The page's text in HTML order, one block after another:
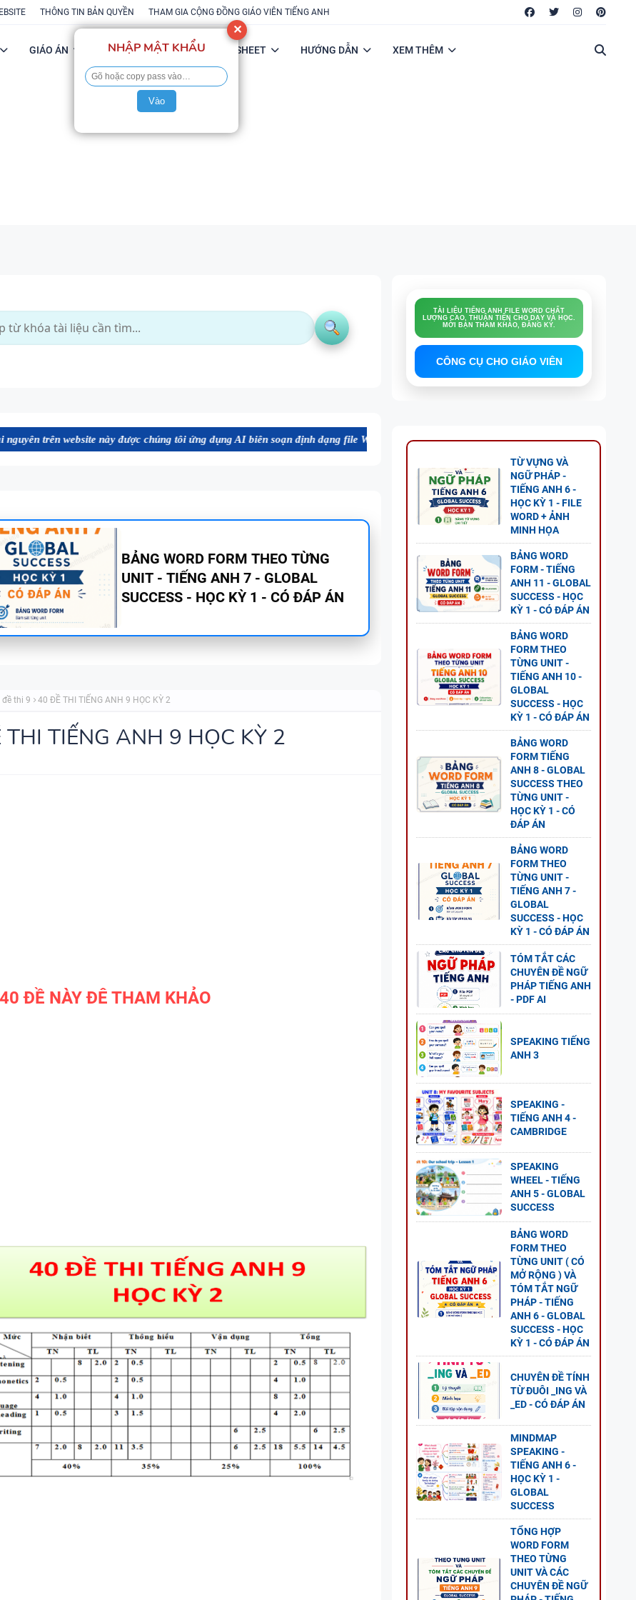
THÔNG TIN BẢN QUYỀN THAM GIA CỘNG ĐỒNG GIÁO VIÊN TIẾNG ANH
GIÁO ÁN POWERPOINT FLASH-SHEET HƯỚNG DẪN XEM THÊM
này được chúng tôi ứng dụng AI biên soạn định dạng file Word chất lượng cao, thuận tiện cho dạy và học tiếng Anh. Mời bạn tham
TÓM TẮT CÁC CHUYÊN ĐỀ NGỮ
PHÁP TIẾNG ANH - PDF AI
SPEAKING TIẾNG ANH 3
MINDMAP SPEAKING - TIẾNG ANH
6 - HỌC KỲ 1 - GLOBAL SUCCESS
TỔNG HỢP WORD FORM THEO
TỪNG UNIT VÀ CÁC CHUYÊN ĐỀ
NGỮ PHÁP - TIẾNG ANH 9 - GLOBAL
SUCCESS - ÔN VÀO 10
BÀI TẬP SẮP XẾP TỪ THÀNH CÂU
đề thi 9 40 ĐỀ THI TIẾNG ANH 9 HỌC KỲ 2
TIẾNG ANH 9 HỌC KỲ 2
ĐỀ NÀY ĐÊ THAM KHẢO
TÀI LIỆU TIẾNG ANH FILE WORD CHẤT
LƯỢNG CAO, THUẬN TIỆN CHO DẠY VÀ HỌC.
MỜI BẠN THAM KHẢO, ĐĂNG KÝ.
CÔNG CỤ CHO GIÁO VIÊN
TỪ VỰNG VÀ
NGỮ PHÁP -
TIẾNG ANH 6 -
HỌC KỲ 1 - FILE
WORD + ẢNH
MINH HỌA
BẢNG WORD
FORM - TIẾNG
ANH 11 - GLOBAL
SUCCESS - HỌC
KỲ 1 - CÓ ĐÁP ÁN
BẢNG WORD
FORM THEO
TỪNG UNIT -
TIẾNG ANH 10 -
GLOBAL
SUCCESS - HỌC
KỲ 1 - CÓ ĐÁP ÁN
BẢNG WORD
FORM TIẾNG
ANH 8 - GLOBAL
SUCCESS THEO
TỪNG UNIT -
HỌC KỲ 1 - CÓ
ĐÁP ÁN
BẢNG WORD
FORM THEO
TỪNG UNIT -
TIẾNG ANH 7 -
GLOBAL
SUCCESS - HỌC
KỲ 1 - CÓ ĐÁP ÁN
TÓM TẮT CÁC
CHUYÊN ĐỀ NGỮ
PHÁP TIẾNG ANH
- PDF AI
SPEAKING TIẾNG
ANH 3
SPEAKING -
TIẾNG ANH 4 -
CAMBRIDGE
SPEAKING
WHEEL - TIẾNG
ANH 5 - GLOBAL
SUCCESS
BẢNG WORD
FORM THEO
TỪNG UNIT ( CÓ
MỞ RỘNG ) VÀ
TÓM TẮT NGỮ
PHÁP - TIẾNG
ANH 6 - GLOBAL
SUCCESS - HỌC
KỲ 1 - CÓ ĐÁP ÁN
CHUYÊN ĐỀ TÍNH
TỪ ĐUÔI _ING VÀ
_ED - CÓ ĐÁP ÁN
MINDMAP
SPEAKING -
TIẾNG ANH 6 -
HỌC KỲ 1 -
GLOBAL
SUCCESS
TỔNG HỢP
WORD FORM
THEO TỪNG
UNIT VÀ CÁC
CHUYÊN ĐỀ NGỮ
✕
NHẬP MẬT KHẨU
Vào